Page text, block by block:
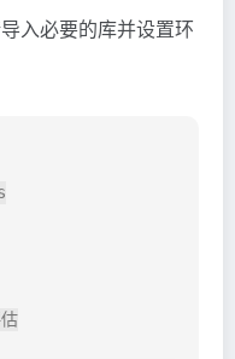
入必要的库并设置环